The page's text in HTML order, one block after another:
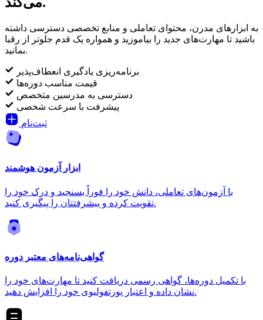
به ابزارهای مدرن، محتوای تعاملی و منابع تخصصی دسترسی داشته
باشید تا مهارت‌های جدید را بیاموزید و همواره یک قدم جلوتر از رقبا
بمانید.
برنامه‌ریزی یادگیری انعطاف‌پذیر
قیمت مناسب دوره‌ها
دسترسی به مدرسین متخصص
پیشرفت با سرعت شخصی
ثبت‌نام
ابزار آزمون هوشمند
با آزمون‌های تعاملی، دانش خود را فوراً بسنجید و درک خود را
تقویت کرده و پیشرفتتان را پیگیری کنید.
گواهی‌نامه‌های معتبر دوره
با تکمیل دوره‌ها، گواهی رسمی دریافت کنید تا مهارت‌های خود را
نشان داده و اعتبار پورتفولیوی خود را افزایش دهید.